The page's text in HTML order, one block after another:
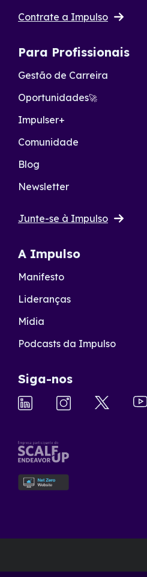
Contrate a Impulso
Para Profissionais
Gestão de Carreira
Oportunidades🚀
Impulser+
Comunidade
Blog
Newsletter
Junte-se à Impulso
A Impulso
Manifesto
Lideranças
Mídia
Podcasts da Impulso
Siga-nos